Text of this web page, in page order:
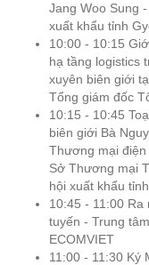
Jang Woo Sung
xuất khẩu tỉnh
10:00 - 10:15
hạ tầng logistics
xuyên biên giới
Tổng giám đốc
10:15 - 10:45
biên giới Bà
Thương mại
Sở Thương mại
hội xuất khẩu
10:45 - 11:00
tuyến - Trung
ECOMVIET
11:00 - 11:30 Ký